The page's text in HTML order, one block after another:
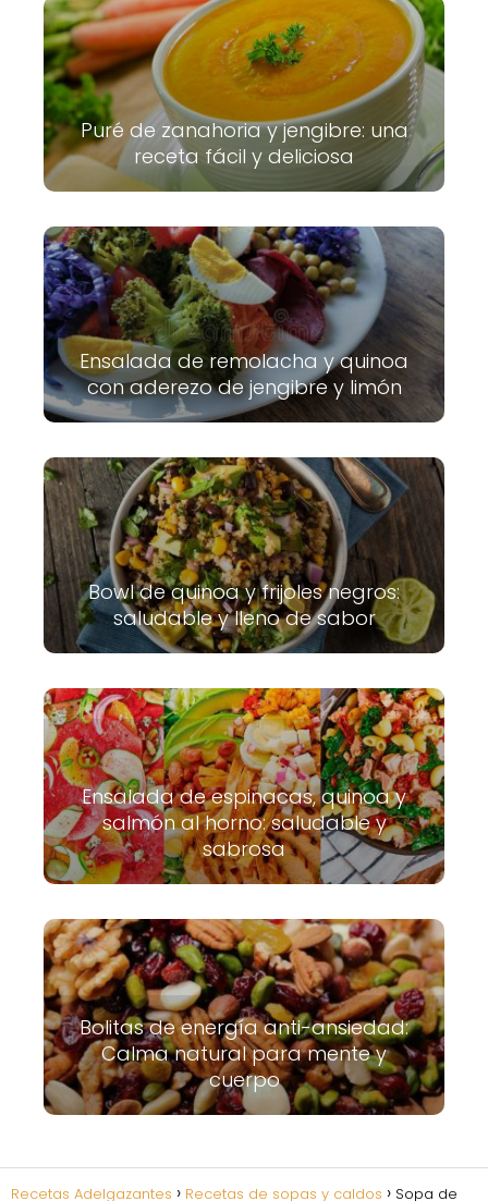
Puré de zanahoria y jengibre: una
receta fácil y deliciosa
Ensalada de remolacha y quinoa
con aderezo de jengibre y limón
Bowl de quinoa y frijoles negros:
saludable y lleno de sabor
Ensalada de espinacas, quinoa y
salmón al horno: saludable y
sabrosa
Bolitas de energía anti-ansiedad:
Calma natural para mente y
cuerpo
Recetas Adelgazantes Recetas de sopas y caldos Sopa de